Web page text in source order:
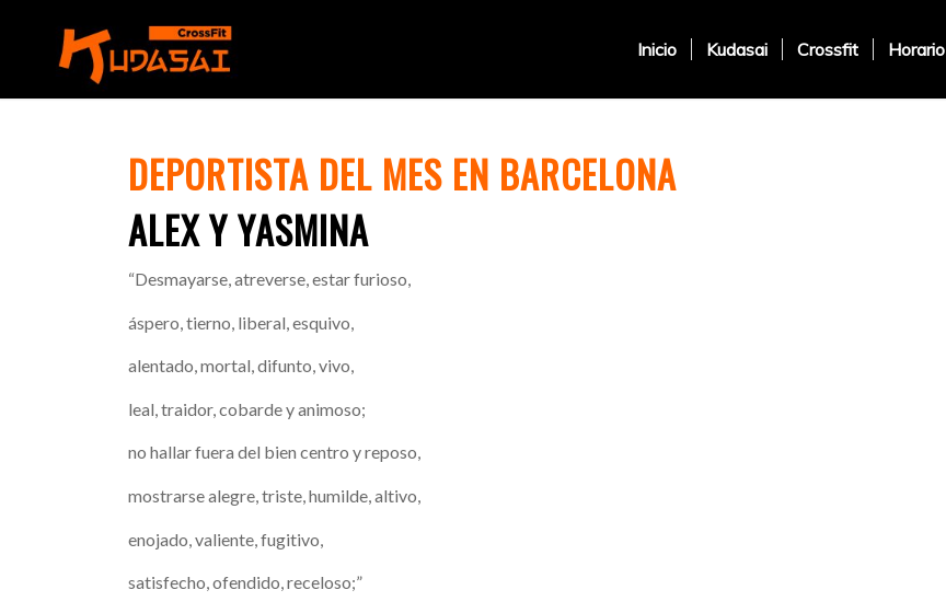
Inicio Kudasai Crossfit Horario
DEPORTISTA DEL MES EN BARCELONA
ALEX Y YASMINA
“Desmayarse, atreverse, estar furioso,
áspero, tierno, liberal, esquivo,
alentado, mortal, difunto, vivo,
leal, traidor, cobarde y animoso;
no hallar fuera del bien centro y reposo,
mostrarse alegre, triste, humilde, altivo,
enojado, valiente, fugitivo,
satisfecho, ofendido, receloso;”